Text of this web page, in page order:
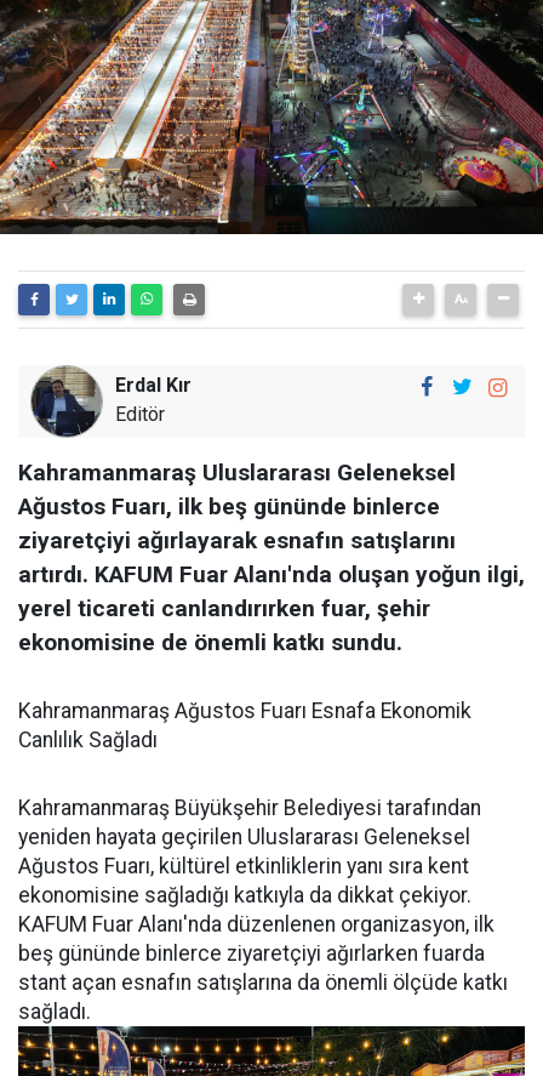
Erdal Kır
Editör
Kahramanmaraş Uluslararası Geleneksel
Ağustos Fuarı, ilk beş gününde binlerce
ziyaretçiyi ağırlayarak esnafın satışlarını
artırdı. KAFUM Fuar Alanı'nda oluşan yoğun ilgi,
yerel ticareti canlandırırken fuar, şehir
ekonomisine de önemli katkı sundu.
Kahramanmaraş Ağustos Fuarı Esnafa Ekonomik
Canlılık Sağladı
Kahramanmaraş Büyükşehir Belediyesi tarafından
yeniden hayata geçirilen Uluslararası Geleneksel
Ağustos Fuarı, kültürel etkinliklerin yanı sıra kent
ekonomisine sağladığı katkıyla da dikkat çekiyor.
KAFUM Fuar Alanı'nda düzenlenen organizasyon, ilk
beş gününde binlerce ziyaretçiyi ağırlarken fuarda
stant açan esnafın satışlarına da önemli ölçüde katkı
sağladı.